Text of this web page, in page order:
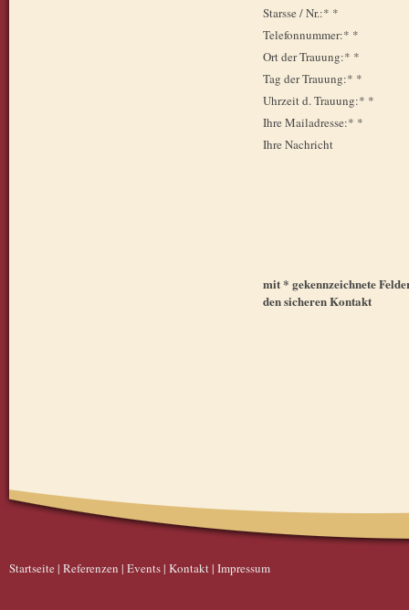
Starsse / Nr.:* *
Telefonnummer:* *
Ort der Trauung:* *
Tag der Trauung:* *
Uhrzeit d. Trauung:* *
Ihre Mailadresse:* *
Ihre Nachricht
mit * gekennzeichnete
den sicheren Kontakt
Startseite | Referenzen | Events| Kontakt| Impressum